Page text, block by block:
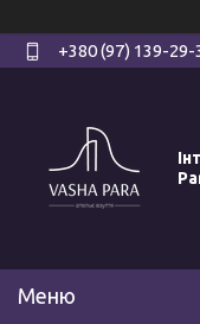
+380 (97) 139-29-